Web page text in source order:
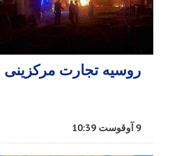
روسیه تجارت مرکزینی
9 آوقوست 10:39